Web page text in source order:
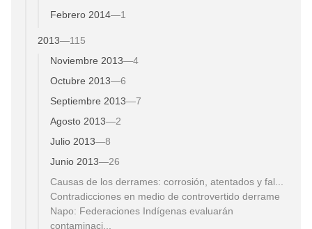
Febrero 2014—1
2013—115
Noviembre 2013—4
Octubre 2013—6
Septiembre 2013—7
Agosto 2013—2
Julio 2013—8
Junio 2013—26
Causas de los derrames: corrosión, atentados y fal...
Contradicciones en medio de controvertido derrame
Napo: Federaciones Indígenas evaluarán
contaminaci...